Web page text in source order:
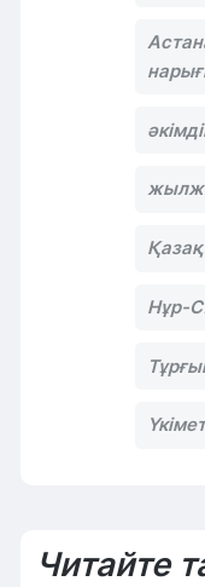
Нұр-
Читайте